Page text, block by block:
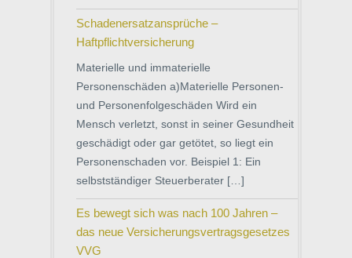
Schadenersatzansprüche –
Haftpflichtversicherung
Materielle und immaterielle
Personenschäden a)Materielle Personen-
und Personenfolgeschäden Wird ein
Mensch verletzt, sonst in seiner Gesundheit
geschädigt oder gar getötet, so liegt ein
Personenschaden vor. Beispiel 1: Ein
selbstständiger Steuerberater […]
Es bewegt sich was nach 100 Jahren –
das neue Versicherungsvertragsgesetzes
VVG